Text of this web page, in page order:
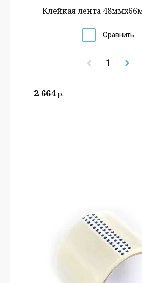
Клейкая лента
Сравнить
2 664р.